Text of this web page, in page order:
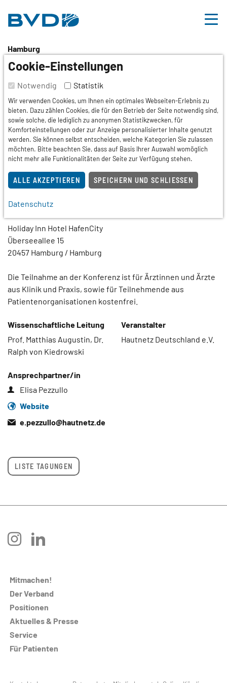
Hamburg
Hybrid: 2. Nationale
Versorgungskonferenz
Berufsdermatosen
Tagung, Fortbildung
Termin
26.08.2026
15:00 – 18:00 Uhr
Holiday Inn Hotel HafenCity
Überseeallee 15
20457 Hamburg / Hamburg
Die Teilnahme an der Konferenz ist für Ärztinnen und Ärzte
aus Klinik und Praxis, sowie für Teilnehmende aus
Patientenorganisationen kostenfrei.
Wissenschaftliche Leitung
Prof. Matthias Augustin, Dr.
Ralph von Kiedrowski
Veranstalter
Hautnetz Deutschland e.V.
Ansprechpartner/in
Elisa Pezzullo
Website
e.pezzullo@hautnetz.de
LISTE TAGUNGEN
instagram
Mitmachen!
Der Verband
Positionen
Aktuelles & Presse
Service
Für Patienten
Cookie-Einstellungen
Notwendig Statistik
Wir verwenden Cookies, um Ihnen ein optimales Webseiten-Erlebnis zu
bieten. Dazu zählen Cookies, die für den Betrieb der Seite notwendig sind,
sowie solche, die lediglich zu anonymen Statistikzwecken, für
Komforteinstellungen oder zur Anzeige personalisierter Inhalte genutzt
werden. Sie können selbst entscheiden, welche Kategorien Sie zulassen
möchten. Bitte beachten Sie, dass auf Basis Ihrer Auswahl womöglich
nicht mehr alle Funktionalitäten der Seite zur Verfügung stehen.
ALLE AKZEPTIEREN SPEICHERN UND SCHLIESSEN
Datenschutz